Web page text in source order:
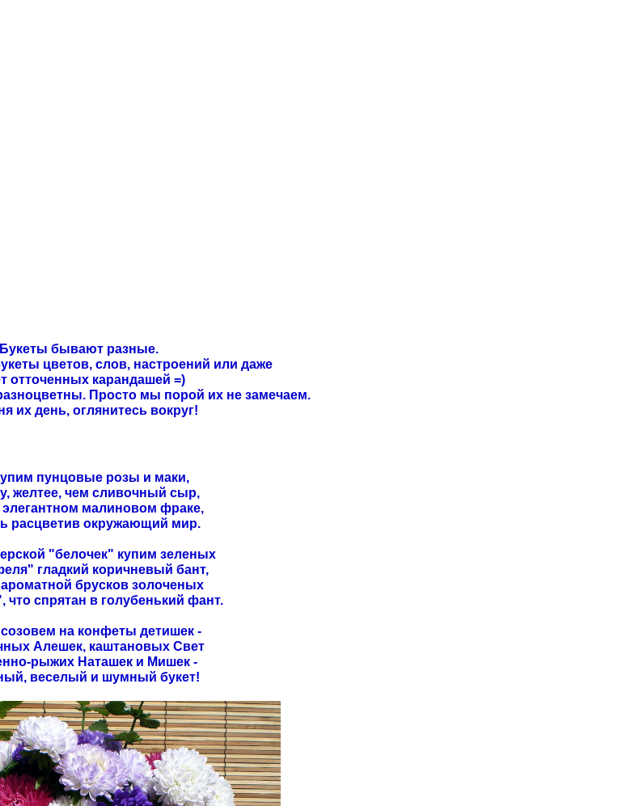
Букеты бывают разные.
цветов, слов, настроений или даже
отточенных карандашей =)
Просто мы порой их не замечаем.
их день, оглянитесь вокруг!
пунцовые розы и маки,
желтее, чем сливочный сыр,
элегантном малиновом фраке,
расцветив окружающий мир.
"белочек" купим зеленых
гладкий коричневый бант,
брусков золоченых
что спрятан в голубенький фант.
на конфеты детишек -
Алешек, каштановых Свет
рыжих Наташек и Мишек -
веселый и шумный букет!